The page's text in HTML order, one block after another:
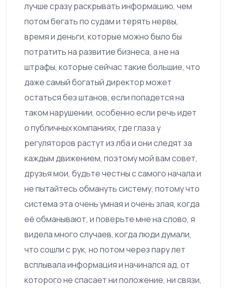
лучше сразу раскрывать информацию, чем
потом бегать по судам и терять нервы,
время и деньги, которые можно было бы
потратить на развитие бизнеса, а не на
штрафы, которые сейчас такие большие, что
даже самый богатый директор может
остаться без штанов, если попадется на
таком нарушении, особенно если речь идет
о публичных компаниях, где глаза у
регуляторов растут из лба и они следят за
каждым движением, поэтому мой вам совет,
друзья мои, будьте честны с самого начала и
не пытайтесь обмануть систему, потому что
система эта очень умная и очень злая, когда
её обманывают, и поверьте мне на слово, я
видела много случаев, когда люди думали,
что сошли с рук, но потом через пару лет
всплывала информация и начинался ад, от
которого не спасает ни положение, ни связи,